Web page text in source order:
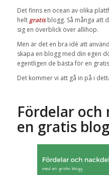
Det finns en ocean av olika
helt gratisblogg. Så många att
sig en överblick över allihop.
Men är det en bra idé att
skapa en blogg med din egen
egentligen de bästa för en
Det kommer vi att gå in på i
Fördelar och
en gratis